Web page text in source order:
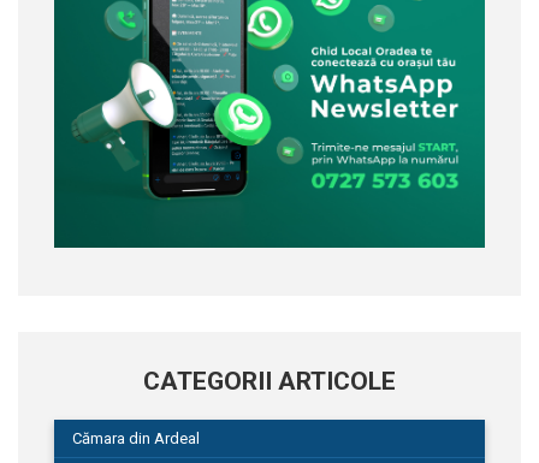
CATEGORII ARTICOLE
Cămara din Ardeal